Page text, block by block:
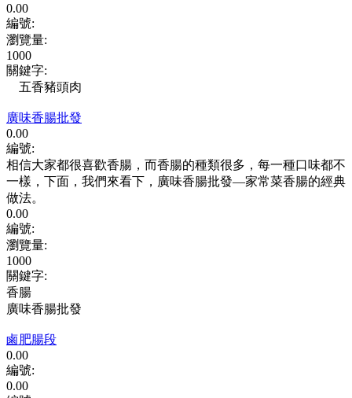
0.00
編號:
瀏覽量:
1000
關鍵字:
五香豬頭肉
廣味香腸批發
0.00
編號:
相信大家都很喜歡香腸，而香腸的種類很多，每一種口味都不
一樣，下面，我們來看下，廣味香腸批發—家常菜香腸的經典
做法。
0.00
編號:
瀏覽量:
1000
關鍵字:
香腸
廣味香腸批發
鹵肥腸段
0.00
編號:
0.00